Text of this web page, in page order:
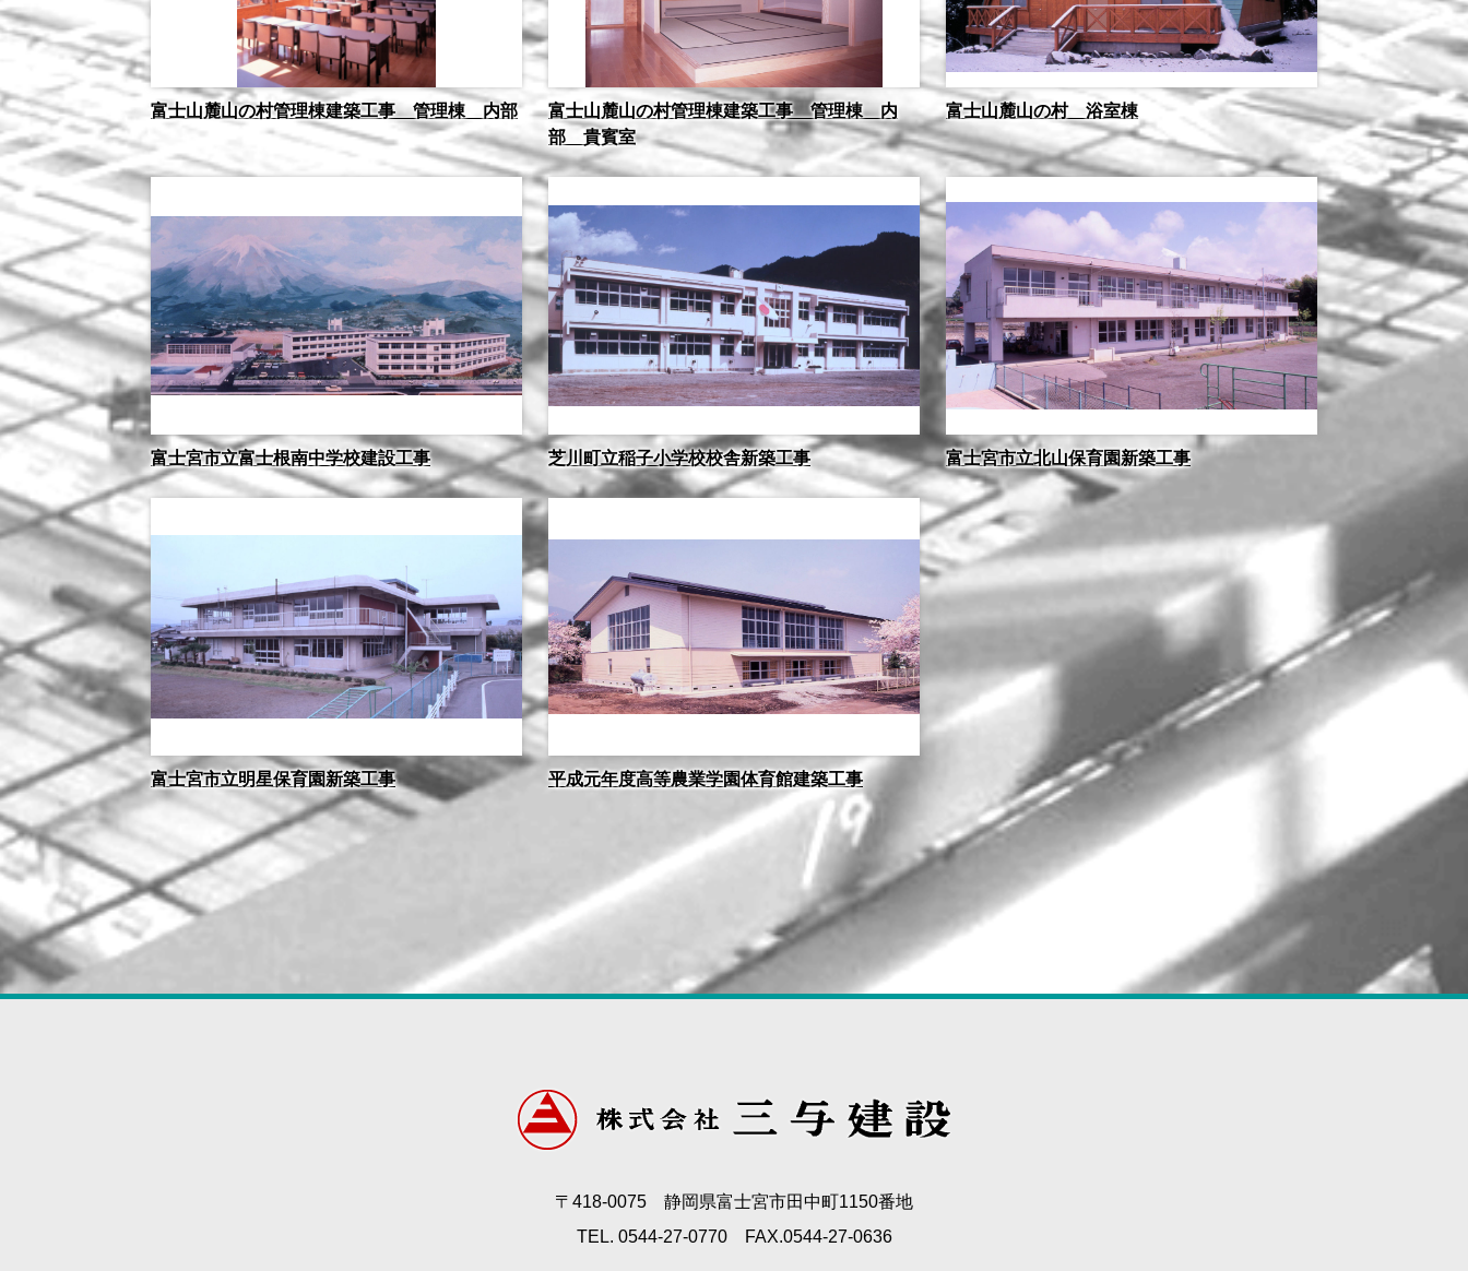
富士山麓山の村管理棟建築工事 管理棟 内部
富士山麓山の村管理棟建築工事 管理棟 内
部 貴賓室
富士山麓山の村 浴室棟
富士宮市立富士根南中学校建設工事 芝川町立稲子小学校校舎新築工事 富士宮市立北山保育園新築工事
富士宮市立明星保育園新築工事 平成元年度高等農業学園体育館建築工事
〒418-0075 静岡県富士宮市田中町1150番地
TEL. 0544-27-0770 FAX.0544-27-0636